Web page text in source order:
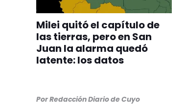
Milei quitó el capítulo de
las tierras, pero en San
Juan la alarma quedó
latente: los datos
PorRedacción Diario de Cuyo